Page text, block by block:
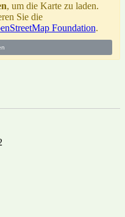
, um die Karte zu laden.
Sie die
Foundation.